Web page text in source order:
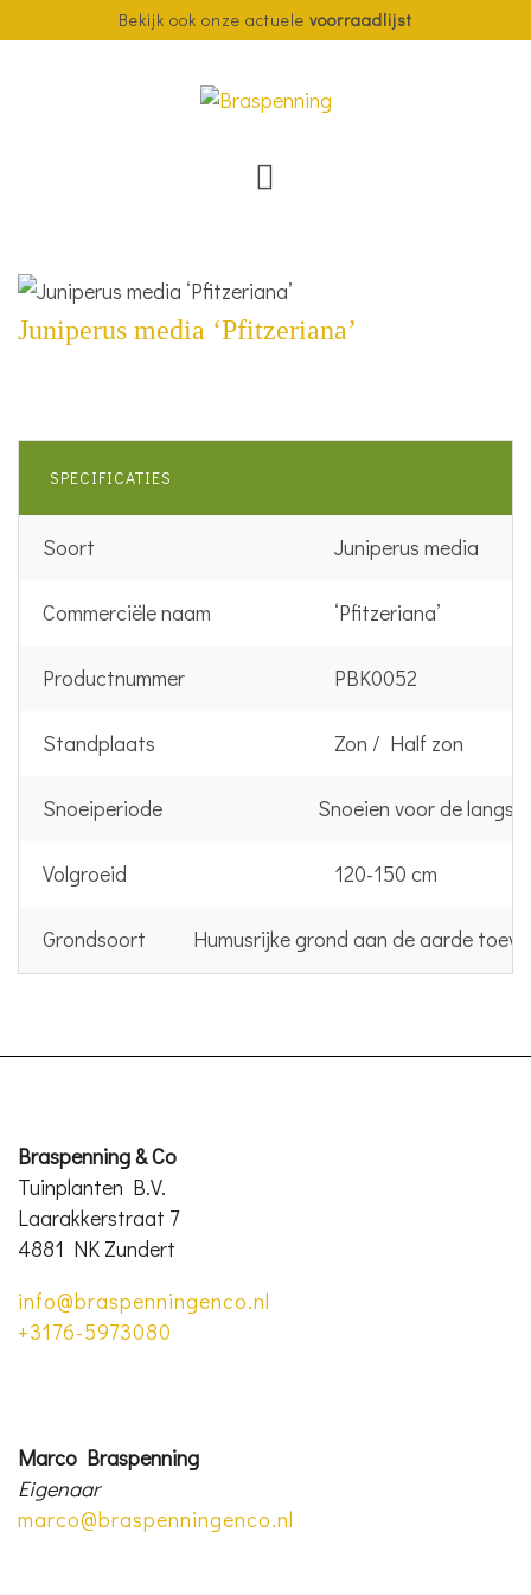
Bekijk ook onze actuele voorraadlijst
Juniperus media ‘Pfitzeriana’
SPECIFICATIES
Soort Juniperus media
Commerciële naam ‘Pfitzeriana’
Productnummer PBK0052
Standplaats Zon / Half zon
Snoeiperiode Snoeien voor de
Volgroeid 120-150 cm
Grondsoort Humusrijke grond aan de aarde
Braspenning & Co
Tuinplanten B.V.
Laarakkerstraat 7
4881 NK Zundert
info@braspenningenco.nl
+3176-5973080
Marco Braspenning
Eigenaar
marco@braspenningenco.nl